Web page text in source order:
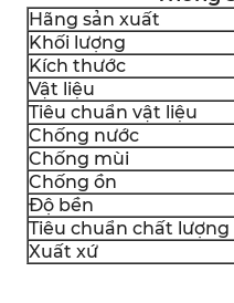
Hãng sản xuất
Khối lượng
Kích thước
Vật liệu
Tiêu chuẩn vật liệu
Chống nước
Chống mùi
Chống ồn
Độ bền
Tiêu chuẩn chất lượng
Xuất xứ